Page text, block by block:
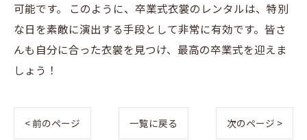
可能です。 このように、卒業式衣裳のレンタルは、特別
な日を素敵に演出する手段として非常に有効です。皆さ
んも自分に合った衣裳を見つけ、最高の卒業式を迎えま
しょう！
< 前のページ 一覧に戻る 次のページ >